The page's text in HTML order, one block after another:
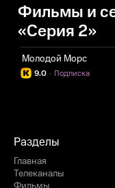
Фильмы и
«Серия 2»
Молодой Морс
9.0 Подписка
·
Разделы
Главная
Телеканалы